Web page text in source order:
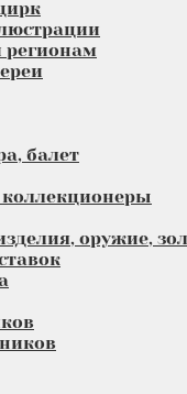
регионам
балет
оружие,